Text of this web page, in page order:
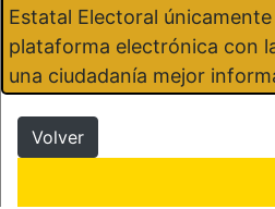
Estatal Electoral
plataforma electrónica con
una ciudadanía mejor
Volver